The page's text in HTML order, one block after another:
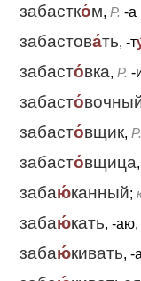
забастко́м, Р. -а
забастова́ть, -т
забасто́вка, Р. -
забасто́
забасто́вщик, Р.
забасто́вщица,
забаю́канный;
забаю́кать, -аю,
забаю́кивать, -